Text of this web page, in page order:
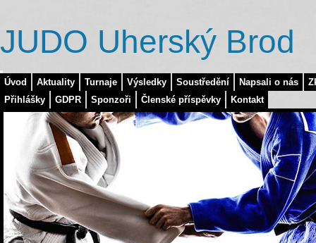
Úvod Aktuality Turnaje Výsledky Soustředění Napsali o nás
Přihlášky
GDPR Sponzoři Členské příspěvky Kontakt
JUDO Uherský Brod